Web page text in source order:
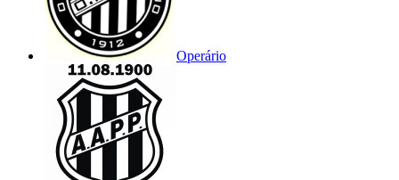
Operário